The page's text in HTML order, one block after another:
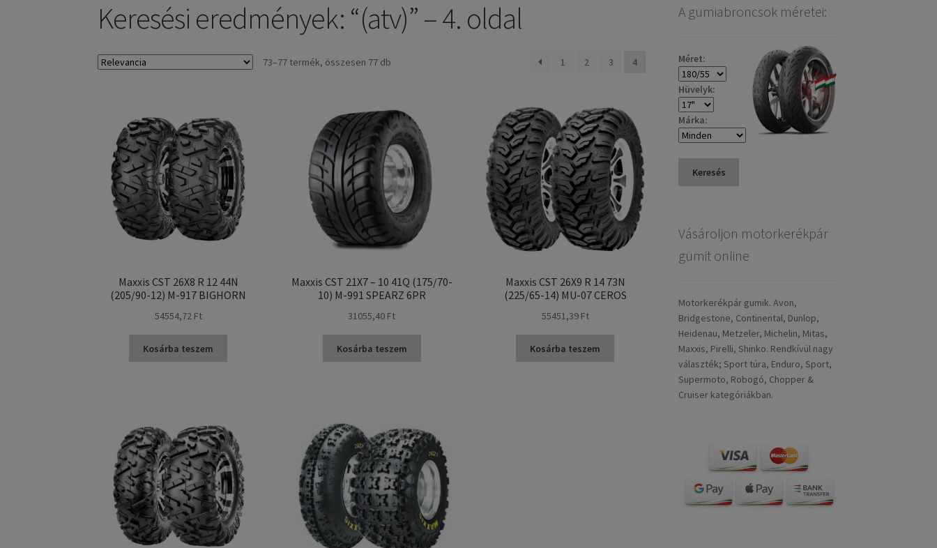
Keresési eredmények: “(atv)” – 4. oldal
73–77 termék, összesen 77 db 1 2 3 4
Maxxis CST 26X8 R 12 44N
(205/90-12) M-917 BIGHORN
54554,72 Ft
Kosárba teszem
Maxxis CST 21X7 – 10 41Q (175/70-
10) M-991 SPEARZ 6PR
31055,40 Ft
Kosárba teszem
Maxxis CST 26X9 R 14 73N
(225/65-14) MU-07 CEROS
55451,39 Ft
Kosárba teszem
A gumiabroncsok méretei:
Méret:
Hüvelyk:
Márka:
Keresés
Vásároljon motorkerékpár
gumit online
Motorkerékpár gumik. Avon,
Bridgestone, Continental, Dunlop,
Heidenau, Metzeler, Michelin, Mitas,
Maxxis, Pirelli, Shinko. Rendkívül nagy
választék; Sport túra, Enduro, Sport,
Supermoto, Robogó, Chopper &
Cruiser kategóriákban.